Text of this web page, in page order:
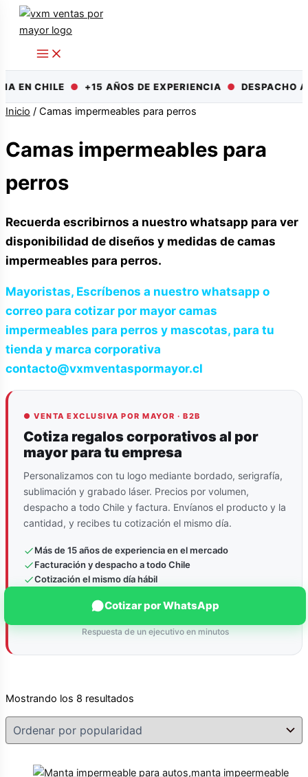
EN CHILE●+15 AÑOS DE EXPERIENCIA●DESPACHO A
Inicio / Camas impermeables para perros
Camas impermeables para
perros
Recuerda escribirnos a nuestro whatsapp para ver
disponibilidad de diseños y medidas de camas
impermeables para perros.
Mayoristas, Escríbenos a nuestro whatsapp o
correo para cotizar por mayor camas
impermeables para perros y mascotas, para tu
tienda y marca corporativa
contacto@vxmventaspormayor.cl
● VENTA EXCLUSIVA POR MAYOR · B2B
Cotiza regalos corporativos al por
mayor para tu empresa
Personalizamos con tu logo mediante bordado, serigrafía,
sublimación y grabado láser. Precios por volumen,
despacho a todo Chile y factura. Envíanos el producto y la
cantidad, y recibes tu cotización el mismo día.
Más de 15 años de experiencia en el mercado
Facturación y despacho a todo Chile
Cotización el mismo día hábil
Cotizar por WhatsApp
Respuesta de un ejecutivo en minutos
Mostrando los 8 resultados
por
popularidad